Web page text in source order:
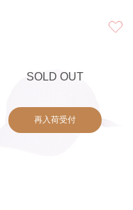
SOLD OUT
再入荷受付